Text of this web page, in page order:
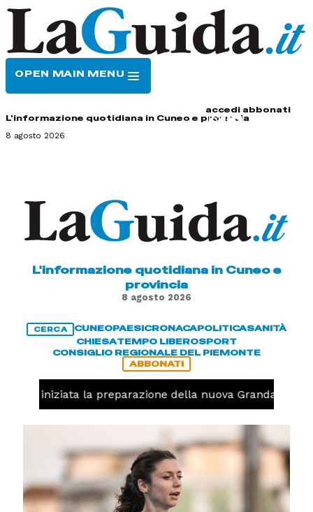
OPEN MAIN MENU
accedi abbonati
L'informazione quotidiana in Cuneo e provincia
8 agosto 2026
L'informazione quotidiana in Cuneo e
provincia
8 agosto 2026
CERCA CUNEOPAESICRONACAPOLITICASANITÀ
CHIESATEMPO LIBEROSPORT
CONSIGLIO REGIONALE DEL PIEMONTE
ABBONATI
iniziata la preparazione della nuova Granda Volley